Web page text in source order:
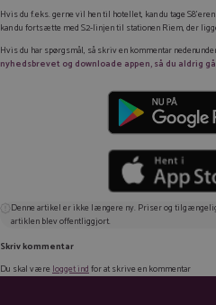
Hvis du f.eks. gerne vil hen til hotellet, kan du tage
kan du fortsætte med S2-linjen til stationenRiem, der
Hvis du har spørgsmål, så skriv en kommentar
nyhedsbrevet og downloade appen, så du aldrig
Denne artikel er ikke længere ny. Priser og
artiklen blev offentliggjort.
Skriv kommentar
Du skal værelogget indfor at skrive en kommentar